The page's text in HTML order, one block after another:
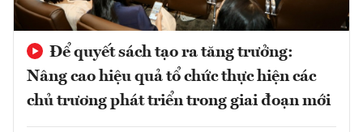
Để quyết sách tạo ra tăng trưởng:
Nâng cao hiệu quả tổ chức thực hiện các
chủ trương phát triển trong giai đoạn mới